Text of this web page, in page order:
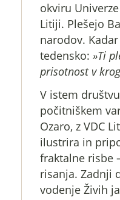
okviru
Litiji. Plešejo
narodov.
tedensko: »Ti
prisotnost v
V istem
počitniškem
Ozaro, z VDC
ilustrira in
fraktalne risbe
risanja. Zadnji
vodenje Živih